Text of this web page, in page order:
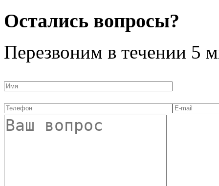
Остались вопросы?
Перезвоним в течении 5